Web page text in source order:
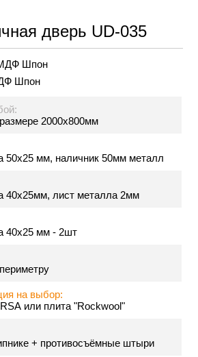
дверь UD-035
Шпон
Шпон
2000х800мм
50х25 мм, наличник 50мм металл
40х25мм, лист металла 2мм
40х25 мм - 2шт
на выбор:
или плита "Rockwool"
+ противосъёмные штыри